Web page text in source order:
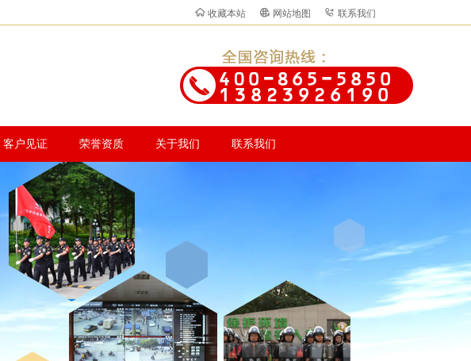
收藏本站 网站地图 联系我们
客户见证 荣誉资质 关于我们 联系我们